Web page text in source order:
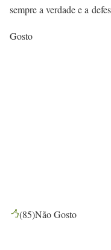
sempre a verdade e a
Gosto
(85)Não Gosto